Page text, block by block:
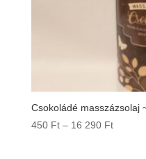
Csokoládé masszázsolaj
450 Ft – 16 290 Ft